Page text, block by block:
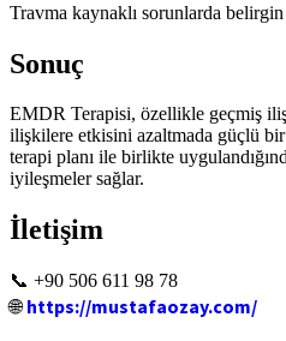
Travma kaynaklı sorunlarda
Sonuç
EMDR Terapisi, özellikle geçmiş
ilişkilere etkisini azaltmada güçlü
terapi planı ile birlikte
iyileşmeler sağlar.
İletişim
📞 +90 506 611 98 78
🌐https://mustafaozay.com/